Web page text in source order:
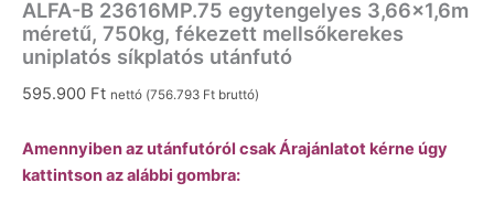
ALFA-B 23616MP.75 egytengelyes 3,66×1,6m
méretű, 750kg, fékezett mellsőkerekes
uniplatós síkplatós utánfutó
595.900 Ft nettó (756.793 Ft bruttó)
Amennyiben az utánfutóról csak Árajánlatot kérne úgy
kattintson az alábbi gombra: